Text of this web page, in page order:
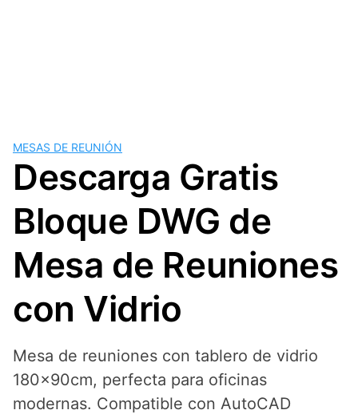
MESAS DE REUNIÓN
Descarga Gratis
Bloque DWG de
Mesa de Reuniones
con Vidrio
Mesa de reuniones con tablero de vidrio
180x90cm, perfecta para oficinas
modernas. Compatible con AutoCAD